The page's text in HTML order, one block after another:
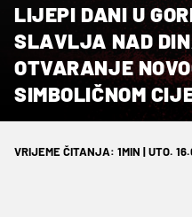
LIJEPI DANI U
SLAVLJA NAD
OTVARANJE
SIMBOLIČNOM
VRIJEME ČITANJA: 1MIN | UTO.